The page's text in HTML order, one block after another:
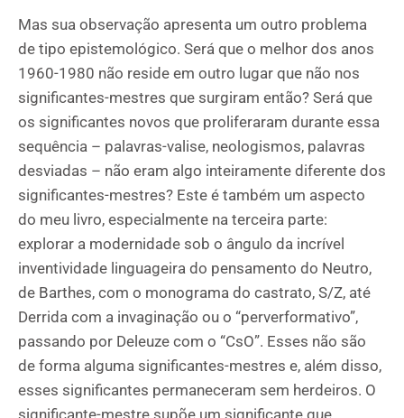
Mas sua observação apresenta um outro problema
de tipo epistemológico. Será que o melhor dos anos
1960-1980 não reside em outro lugar que não nos
significantes-mestres que surgiram então? Será que
os significantes novos que proliferaram durante essa
sequência – palavras-valise, neologismos, palavras
desviadas – não eram algo inteiramente diferente dos
significantes-mestres? Este é também um aspecto
do meu livro, especialmente na terceira parte:
explorar a modernidade sob o ângulo da incrível
inventividade linguageira do pensamento do Neutro,
de Barthes, com o monograma do castrato, S/Z, até
Derrida com a invaginação ou o “perverformativo”,
passando por Deleuze com o “CsO”. Esses não são
de forma alguma significantes-mestres e, além disso,
esses significantes permaneceram sem herdeiros. O
significante-mestre supõe um significante que